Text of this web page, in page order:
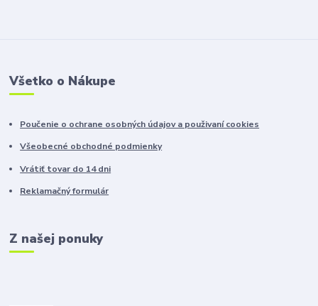
Všetko o Nákupe
Poučenie o ochrane osobných údajov a použivaní cookies
Všeobecné obchodné podmienky
Vrátiť tovar do 14 dni
Reklamačný formulár
Z našej ponuky